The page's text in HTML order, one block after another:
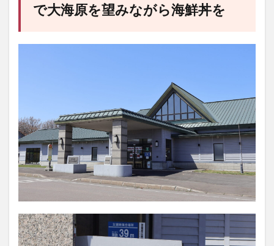
で大海原を望みながら海鮮丼を